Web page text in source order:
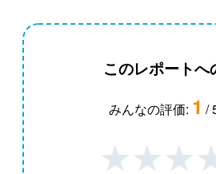
このレポートへ
みんなの評価: 1 /
★★★